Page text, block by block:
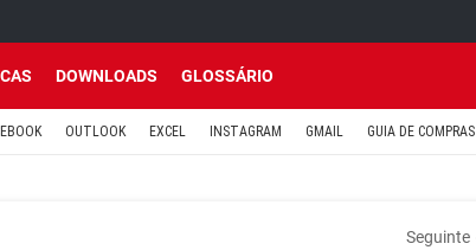
DOWNLOADS GLOSSÁRIO
OUTLOOK EXCEL INSTAGRAM GMAIL GUIA DE COMPRAS
Seguinte